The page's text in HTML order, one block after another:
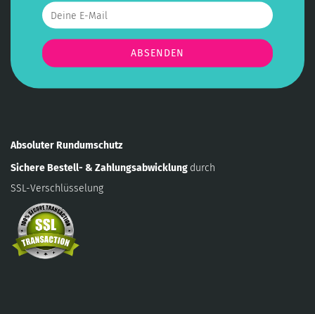
Absoluter Rundumschutz
Sichere Bestell- & Zahlungsabwicklung durch
SSL-Verschlüsselung